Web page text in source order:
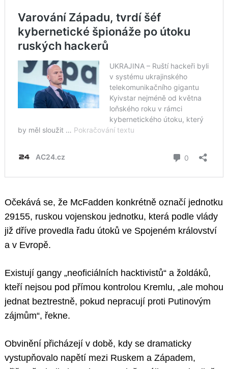
Očekává se, že McFadden konkrétně označí jednotku
29155, ruskou vojenskou jednotku, která podle vlády
již dříve provedla řadu útoků ve Spojeném království
a v Evropě.
Existují gangy „neoficiálních hacktivistů“ a žoldáků,
kteří nejsou pod přímou kontrolou Kremlu, „ale mohou
jednat beztrestně, pokud nepracují proti Putinovým
zájmům“, řekne.
Obvinění přicházejí v době, kdy se dramaticky
vystupňovalo napětí mezi Ruskem a Západem,